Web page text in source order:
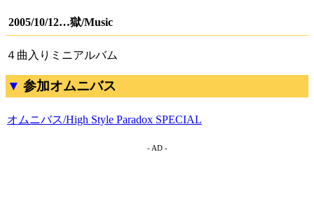
2005/10/12…獄/Music
４曲入りミニアルバム
参加オムニバス
オムニバス/High Style Paradox SPECIAL
- AD -